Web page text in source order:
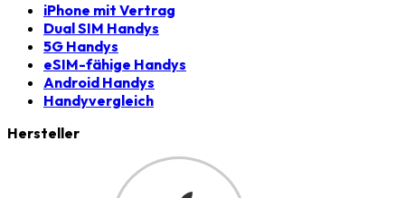
iPhone mit Vertrag
Dual SIM Handys
5G Handys
eSIM-fähige Handys
Android Handys
Handyvergleich
Hersteller